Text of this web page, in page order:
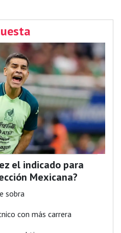
el indicado para
Mexicana?
sobra
con más carrera